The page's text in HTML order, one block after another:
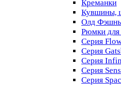
Креманки
Кувшины,
Олд
Рюмки для
Серия
Серия
Серия
Серия
Серия